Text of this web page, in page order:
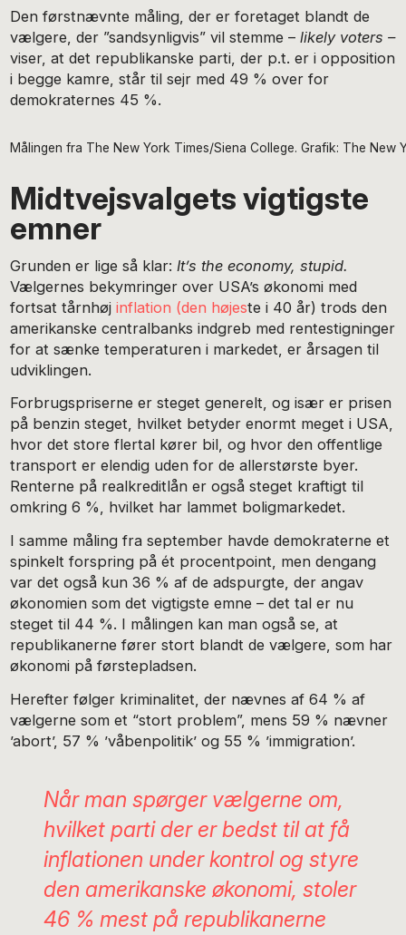
Den førstnævnte måling, der er foretaget blandt de
vælgere, der ”sandsynligvis” vil stemme –likely voters –
viser, at det republikanske parti, der p.t. er i opposition
i begge kamre, står til sejr med 49 % over for
demokraternes 45 %.
Målingen fra The New York Times/Siena College. Grafik: The New
Midtvejsvalgets vigtigste
emner
Grunden er lige så klar: It’s the economy, stupid.
Vælgernes bekymringer over USA’s økonomi med
fortsat tårnhøjinflation (den højeste i 40 år) trods den
amerikanske centralbanks indgreb med rentestigninger
for at sænke temperaturen i markedet, er årsagen til
udviklingen.
Forbrugspriserne er steget generelt, og især er prisen
på benzin steget, hvilket betyder enormt meget i USA,
hvor det store flertal kører bil, og hvor den offentlige
transport er elendig uden for de allerstørste byer.
Renterne på realkreditlån er også steget kraftigt til
omkring 6 %, hvilket har lammet boligmarkedet.
I samme måling fra september havde demokraterne et
spinkelt forspring på ét procentpoint, men dengang
var det også kun 36 % af de adspurgte, der angav
økonomien som det vigtigste emne – det tal er nu
steget til 44 %. I målingen kan man også se, at
republikanerne fører stort blandt de vælgere, som har
økonomi på førstepladsen.
Herefter følger kriminalitet, der nævnes af 64 % af
vælgerne som et “stort problem”, mens 59 % nævner
’abort’, 57 % ’våbenpolitik’ og 55 % ’immigration’.
Når man spørger vælgerne om,
hvilket parti der er bedst til at få
inflationen under kontrol og styre
den amerikanske økonomi, stoler
46 % mest på republikanerne